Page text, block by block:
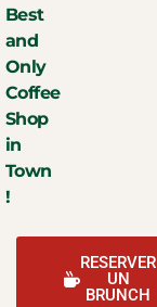
Best
and
Only
Coffee
Shop
in
Town
!
RESERVER
UN
BRUNCH